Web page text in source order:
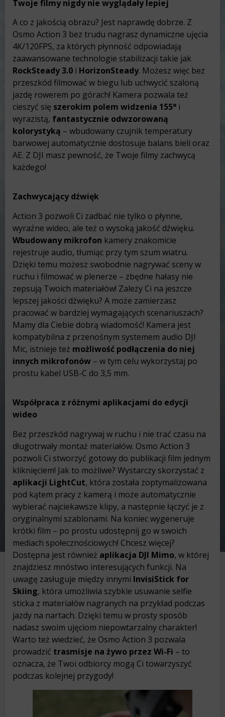
Twoje filmy nigdy nie wyglądały lepiej
A co z jakością obrazu? Jest naprawdę dobrze. Z
Osmo Action 3 bez trudu nagrasz dynamiczne ujęcia
4K/120FPS, za których płynność odpowiadają
zaawansowane technologie stabilizacji takie jak
RockSteady 3.0 i HorizonSteady. Możesz więc bez
przeszkód filmować w biegu lub uchwycić szaloną
jazdę rowerem po górach! Kamera pozwala też
cieszyć się szerokim polem widzenia 155° i
wyrazistą, fantastycznie odwzorowaną
kolorystyką – wbudowany czujnik temperatury
barwowej automatycznie dostosuje balans bieli oraz
AE. Z DJI masz pewność, że Twoje filmy zachwycą
każdego!
Zachwycający dźwięk
Action 3 pozwoli Ci zadbać nie tylko o płynne,
wyraźne wideo, ale też o wysoką jakość dźwięku.
Wbudowany mikrofon kamery znakomicie
rejestruje audio, tłumiąc przy tym szum wiatru.
Dzięki temu możesz swobodnie nagrywać sceny w
ruchu i filmować w plenerze – zbędne hałasy nie
zepsują Twoich materiałów! Zależy Ci na jeszcze
lepszej jakości dźwięku? A może zamierzasz
pracować w bardziej wymagających scenariuszach?
Mamy dla Ciebie dobrą wiadomość! Kamera jest
kompatybilna z przenośnym systemem audio DJI
Mic, istnieje też możliwość podłączenia do niej
innych mikrofonów – w tym celu wykorzystaj po
prostu kabel USB-C do 3,5 mm.
Współpraca z różnymi aplikacjami do edycji
wideo
Bez przeszkód nagrywaj w ruchu i nie trać czasu na
długotrwały montaż materiałów. Osmo Action 3
pozwoli Ci stworzyć gotowy do publikacji film jednym
kliknięciem! Jak to możliwe? Wystarczy skorzystać z
aplikacji LightCut, która została zoptymalizowana
pod kątem pracy z kamerą i może automatycznie
wybierać najciekawsze klipy, a następnie łączyć je z
oryginalnymi szablonami. Na koniec wygeneruje
krótki film – po prostu udostępnij go w swoich
mediach społecznościowych! Chcesz więcej?
Dostępna jest również aplikacja DJI Mimo, w której
znajdziesz mnóstwo interesujących funkcji. Na
uwagę zasługuje między innymi InvisiStick for
Skiing, która umożliwia szybkie usuwanie selfie
sticka z materiałów nagranych na przykład podczas
jazdy na nartach. Dzięki temu w prosty sposób
nadasz swoim ujęciom niepowtarzalny charakter!
Warto też wiedzieć, że Osmo Action 3 pozwala
prowadzić trasmisje na żywo przez Wi-Fi – to
oznacza, że Twoi odbiorcy mogą Ci towarzyszyć
podczas kolejnej przygody!